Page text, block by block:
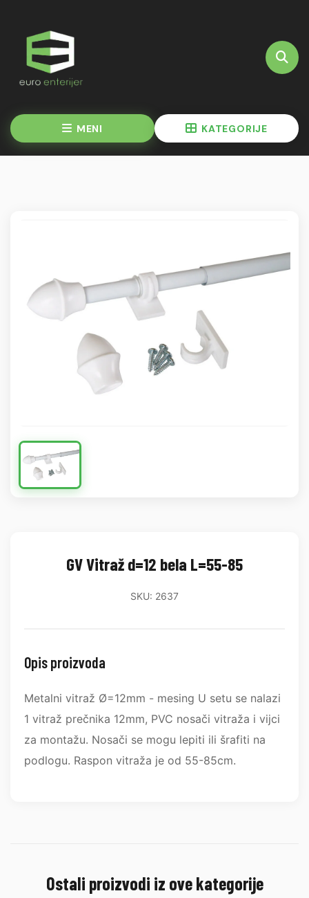
MENI KATEGORIJE
GV Vitraž d=12 bela L=55-85
SKU: 2637
Opis proizvoda
Metalni vitraž Ø=12mm - mesing U setu se nalazi
1 vitraž prečnika 12mm, PVC nosači vitraža i vijci
za montažu. Nosači se mogu lepiti ili šrafiti na
podlogu. Raspon vitraža je od 55-85cm.
Ostali proizvodi iz ove kategorije